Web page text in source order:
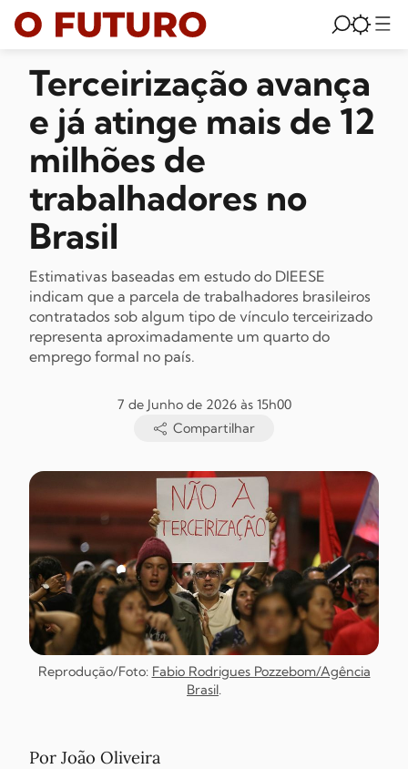
Terceirização avança
e já atinge mais de 12
milhões de
trabalhadores no
Brasil
Estimativas baseadas em estudo do DIEESE
indicam que a parcela de trabalhadores brasileiros
contratados sob algum tipo de vínculo terceirizado
representa aproximadamente um quarto do
emprego formal no país.
7 de Junho de 2026 às 15h00
Compartilhar
Reprodução/Foto: Fabio Rodrigues Pozzebom/Agência
Brasil.
Por João Oliveira